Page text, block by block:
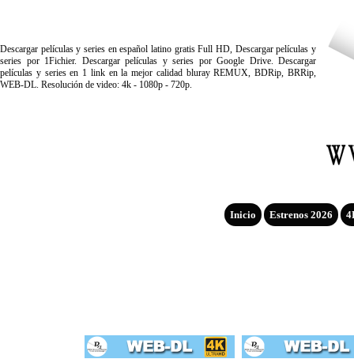
Descargar películas y series en español latino gratis Full HD, Descargar películas y
series por 1Fichier. Descargar películas y series por Google Drive. Descargar
películas y series en 1 link en la mejor calidad bluray REMUX, BDRip, BRRip,
WEB-DL. Resolución de video: 4k - 1080p - 720p.
Inicio Estrenos 2026